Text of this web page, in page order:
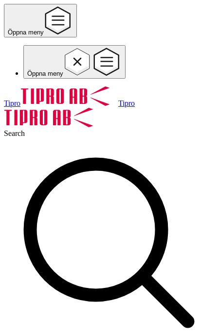
Öppna meny
Öppna meny
Tipro Tipro
Search